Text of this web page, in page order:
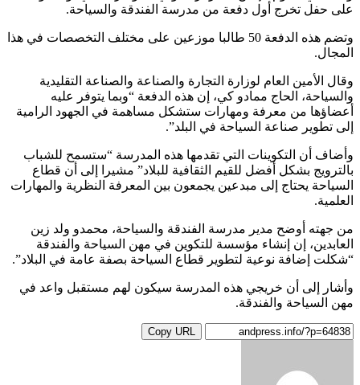
على حفل تخرج أول دفعة من مدرسة الفندقة والسياحة.
وتضم هذه الدفعة 50 طالبا موزعين على مختلف التخصصات في هذا
المجال.
وقال الأمين العام لوزارة التجارة والصناعة والصناعة التقليدية
والسياحة، الحاج ممادو كي، إن هذه الدفعة “وبما يتوفر عليه
أعضاؤها من معرفة ومهارات ستشكل مساهمة في الجهود الرامية
إلى تطوير صناعة السياحة في البلد”.
وأضاف أن التكوينات التي تقدمها هذه المدرسة “ستسمح للشباب
بالترويج بشكل أفضل للقيم الثقافية للبلاد” مشيرا إلى أن قطاع
السياحة يحتاج إلى مبدعين يجمعون بين المعرفة النظرية والمهارات
العلمية.
من جهته أوضح مدير مدرسة الفندقة والسياحة، محمدو ولد زين
العابدين، إن إنشاء مؤسسة للتكوين في مهن السياحة والفندقة
“شكلت إضافة نوعية لتطوير قطاع السياحة بصفة عامة في البلاد”.
وأشار إلى أن خريجي هذه المدرسة سيكون لهم مستقبل واعد في
مهن السياحة والفندقة.
Copy URL